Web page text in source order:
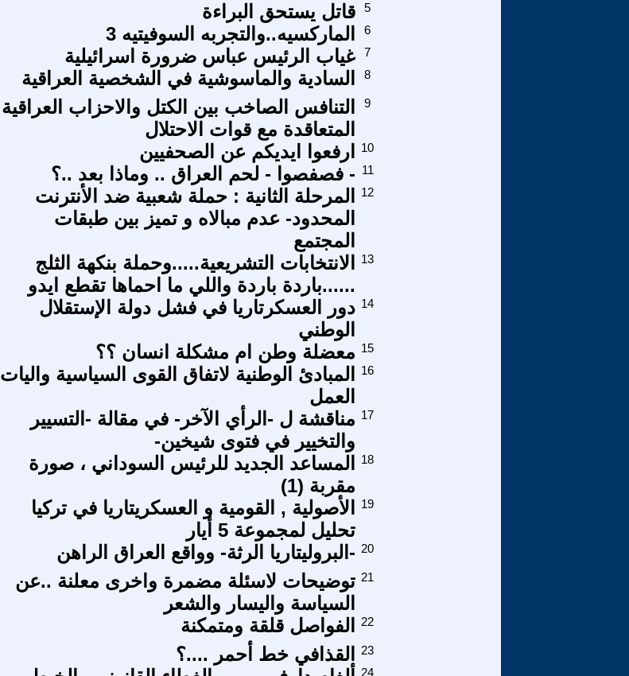
قاتل يستحق البراءة
5
الماركسيه..والتجربه السوفيتيه 3
6
غياب الرئيس عباس ضرورة اسرائيلية
7
السادية والماسوشية في الشخصية العراقية 8
التنافس الصاخب بين الكتل والاحزاب العراقية
المتعاقدة مع قوات الاحتلال
9
ارفعوا ايديكم عن الصحفيين
10
- فصفصوا - لحم العراق .. وماذا بعد ..؟ 11
المرحلة الثانية : حملة شعبية ضد الأنترنت
المحدود- عدم مبالاه و تميز بين طبقات
المجتمع
12
الانتخابات التشريعية.....وحملة بنكهة الثلج
......باردة باردة واللي ما احماها تقطع ايدو
13
دور العسكرتاريا في فشل دولة الإستقلال
الوطني
14
معضلة وطن ام مشكلة انسان ؟؟ 15
المبادئ الوطنية لاتفاق القوى السياسية واليات
العمل
16
مناقشة ل -الرأي الآخر- في مقالة -التسيير
والتخيير في فتوى شيخين-
17
المساعد الجديد للرئيس السوداني ، صورة
مقربة (1)
18
الأصولية , القومية و العسكريتاريا في تركيا
تحليل لمجموعة 5 أيار
19
-البروليتاريا الرثة- وواقع العراق الراهن 20
توضيحات لاسئلة مضمرة واخرى معلنة ..عن
السياسة واليسار والشعر
21
الفواصل قلقة ومتمكنة 22
القذافي خط أحمر ....؟
23
24